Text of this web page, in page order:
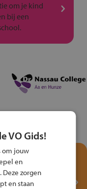
om je kind
bij een
met het
VO Gids!
om jouw
en
zorgen
en staan